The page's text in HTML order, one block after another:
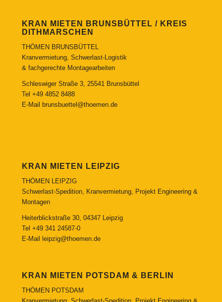
KRAN MIETEN BRUNSBÜTTEL / KREIS
DITHMARSCHEN
THÖMEN BRUNSBÜTTEL
Kranvermietung, Schwerlast-Logistik
& fachgerechte Montagearbeiten
Schleswiger Straße 3, 25541 Brunsbüttel
Tel +49 4852 8488
E-Mail
brunsbuettel@thoemen.de
KRAN MIETEN LEIPZIG
THÖMEN LEIPZIG
Schwerlast-Spedition, Kranvermietung, Projekt Engineering &
Montagen
Heiterblickstraße 30, 04347 Leipzig
Tel +49 341 24587-0
E-Mail
leipzig@thoemen.de
KRAN MIETEN POTSDAM & BERLIN
THÖMEN POTSDAM